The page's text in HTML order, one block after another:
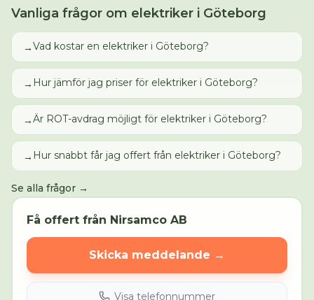
Vanliga frågor om elektriker i Göteborg
→Vad kostar en elektriker i Göteborg?
→ Hur jämför jag priser för elektriker i Göteborg?
→Är ROT-avdrag möjligt för elektriker i Göteborg?
→ Hur snabbt får jag offert från elektriker i Göteborg?
Se alla frågor →
Få offert från Nirsamco AB
Skicka meddelande →
Visa telefonnummer